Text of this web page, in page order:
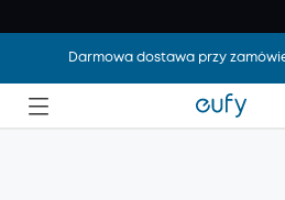
Darmowa dostawa przy